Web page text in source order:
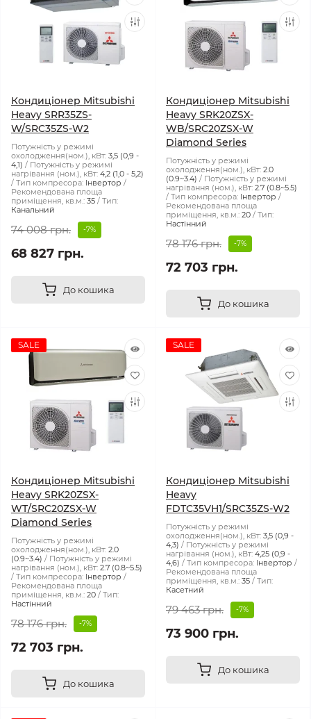
Кондиціонер Mitsubishi
Heavy SRR35ZS-
W/SRC35ZS-W2
Потужність у режимі
охолодження(ном.), кВт: 3,5 (0,9 -
4,1)
Потужність у режимі
нагрівання (ном.), кВт: 4,2 (1,0 - 5,2)
Тип компресора: Інвертор
Рекомендована площа
приміщення, кв.м.: 35
Тип:
Канальний
74 008 грн. -7%
68 827 грн.
До кошика
Кондиціонер Mitsubishi
Heavy SRK20ZSX-
WB/SRC20ZSX-W
Diamond Series
Потужність у режимі
охолодження(ном.), кВт: 2.0
(0.9~3.4)
Потужність у режимі
нагрівання (ном.), кВт: 2.7 (0.8~5.5)
Тип компресора: Інвертор
Рекомендована площа
приміщення, кв.м.: 20
Тип:
Настінний
78 176 грн. -7%
72 703 грн.
До кошика
SALE
Кондиціонер Mitsubishi
Heavy SRK20ZSX-
WT/SRC20ZSX-W
Diamond Series
Потужність у режимі
охолодження(ном.), кВт: 2.0
(0.9~3.4)
Потужність у режимі
нагрівання (ном.), кВт: 2.7 (0.8~5.5)
Тип компресора: Інвертор
Рекомендована площа
приміщення, кв.м.: 20
Тип:
Настінний
78 176 грн. -7%
72 703 грн.
До кошика
SALE
Кондиціонер Mitsubishi
Heavy
FDTC35VH1/SRC35ZS-W2
Потужність у режимі
охолодження(ном.), кВт: 3,5 (0,9 -
4,3)
Потужність у режимі
нагрівання (ном.), кВт: 4,25 (0,9 -
4,6)
Тип компресора: Інвертор
Рекомендована площа
приміщення, кв.м.: 35
Тип:
Касетний
79 463 грн. -7%
73 900 грн.
До кошика